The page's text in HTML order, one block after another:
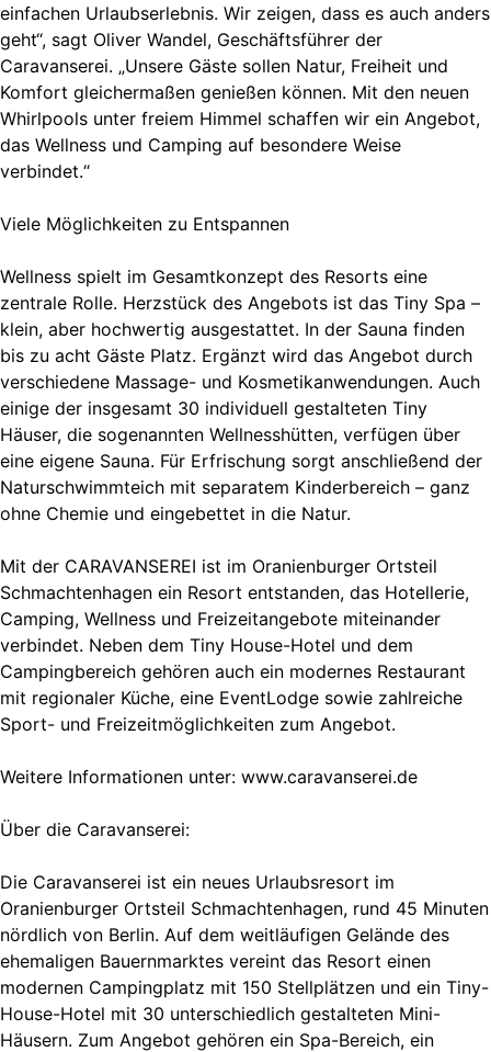
einfachen Urlaubserlebnis. Wir zeigen, dass es auch anders
geht“, sagt Oliver Wandel, Geschäftsführer der
Caravanserei. „Unsere Gäste sollen Natur, Freiheit und
Komfort gleichermaßen genießen können. Mit den neuen
Whirlpools unter freiem Himmel schaffen wir ein Angebot,
das Wellness und Camping auf besondere Weise
verbindet.“
Viele Möglichkeiten zu Entspannen
Wellness spielt im Gesamtkonzept des Resorts eine
zentrale Rolle. Herzstück des Angebots ist das Tiny Spa –
klein, aber hochwertig ausgestattet. In der Sauna finden
bis zu acht Gäste Platz. Ergänzt wird das Angebot durch
verschiedene Massage- und Kosmetikanwendungen. Auch
einige der insgesamt 30 individuell gestalteten Tiny
Häuser, die sogenannten Wellnesshütten, verfügen über
eine eigene Sauna. Für Erfrischung sorgt anschließend der
Naturschwimmteich mit separatem Kinderbereich – ganz
ohne Chemie und eingebettet in die Natur.
Mit der CARAVANSEREI ist im Oranienburger Ortsteil
Schmachtenhagen ein Resort entstanden, das Hotellerie,
Camping, Wellness und Freizeitangebote miteinander
verbindet. Neben dem Tiny House-Hotel und dem
Campingbereich gehören auch ein modernes Restaurant
mit regionaler Küche, eine EventLodge sowie zahlreiche
Sport- und Freizeitmöglichkeiten zum Angebot.
Weitere Informationen unter: www.caravanserei.de
Über die Caravanserei:
Die Caravanserei ist ein neues Urlaubsresort im
Oranienburger Ortsteil Schmachtenhagen, rund 45 Minuten
nördlich von Berlin. Auf dem weitläufigen Gelände des
ehemaligen Bauernmarktes vereint das Resort einen
modernen Campingplatz mit 150 Stellplätzen und ein Tiny-
House-Hotel mit 30 unterschiedlich gestalteten Mini-
Häusern. Zum Angebot gehören ein Spa-Bereich, ein